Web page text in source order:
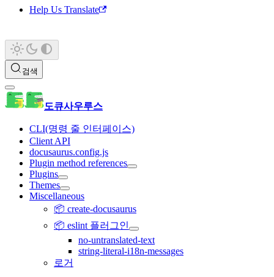
Help Us Translate
검색
도큐사우루스
CLI(명령 줄 인터페이스)
Client API
docusaurus.config.js
Plugin method references
Plugins
Themes
Miscellaneous
📦 create-docusaurus
📦 eslint 플러그인
no-untranslated-text
string-literal-i18n-messages
로거